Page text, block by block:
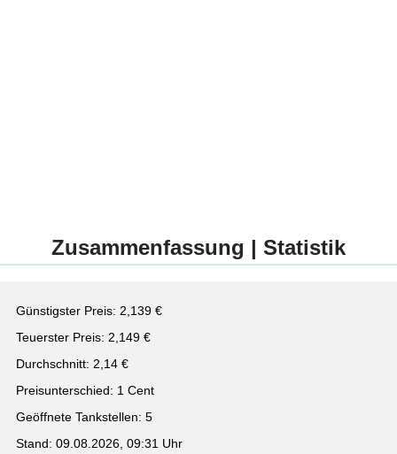
Zusammenfassung | Statistik
Günstigster Preis: 2,139 €
Teuerster Preis: 2,149 €
Durchschnitt: 2,14 €
Preisunterschied: 1 Cent
Geöffnete Tankstellen: 5
Stand: 09.08.2026, 09:31 Uhr